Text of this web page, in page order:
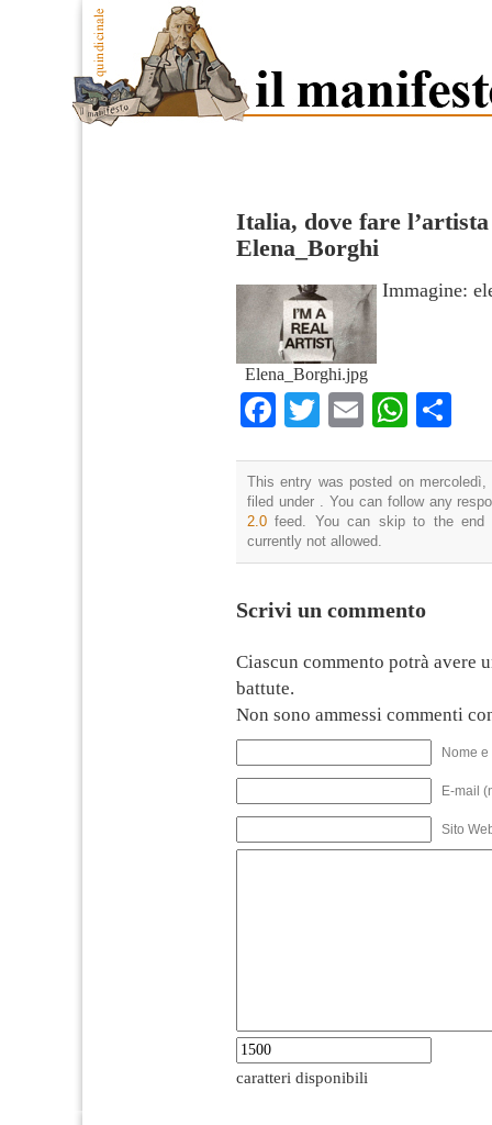
Italia, dove fare
Elena_Borghi
Elena_Borghi.jpg
Immagine:
Facebook
TwitterEmail
This entry was posted on
filed under . You can follow any
2.0 feed. You can skip to the end
currently not allowed.
Scrivi un commento
Ciascun commento potrà avere
battute.
Non sono ammessi commenti
Nome
E-mail
Sito
caratteri disponibili